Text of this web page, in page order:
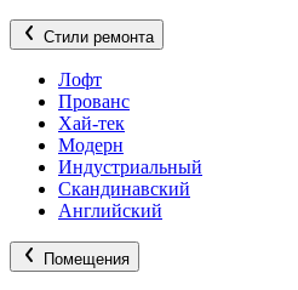
Стили ремонта
Лофт
Прованс
Хай-тек
Модерн
Индустриальный
Скандинавский
Английский
Помещения